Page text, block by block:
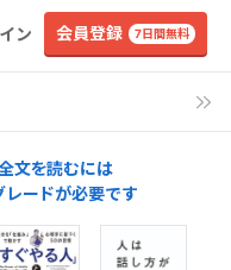
ン 会員登録 7日間無料
文を読むには
レードが必要です